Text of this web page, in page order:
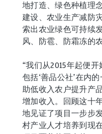
地打造、绿色种植理
建设、农业生产减防
索出农业绿色可持续
风、防雹、防霜冻的
“我们从2015年起便
包括‘善品公社’在内
助低收入农户提升产
增加收入。回顾这十
地见证了项目一步步
村产业人才培养到现